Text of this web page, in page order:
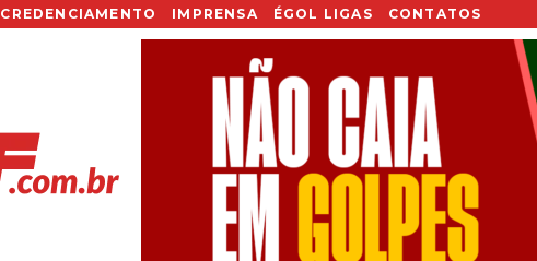
CREDENCIAMENTO IMPRENSA ÉGOL LIGAS CONTATOS